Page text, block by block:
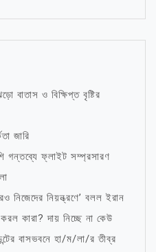
বাতাস ও বিক্ষিপ্ত বৃষ্টির
জারি
গন্তব্যে ফ্লাইট সম্প্রসারণ
নিজেদের নিয়ন্ত্রণে’ বলল ইরান
কারা? দায় নিচ্ছে না কেউ
বাসভবনে হা/ম/লা/র তীব্র